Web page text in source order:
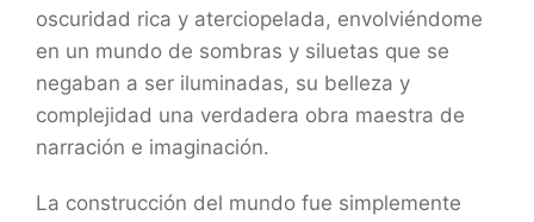
oscuridad rica y aterciopelada, envolviéndome
en un mundo de sombras y siluetas que se
negaban a ser iluminadas, su belleza y
complejidad una verdadera obra maestra de
narración e imaginación.
La construcción del mundo fue simplemente